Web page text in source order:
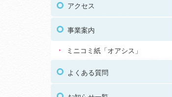
アクセス
事業案内
ミニコミ紙「オアシス」
よくある質問